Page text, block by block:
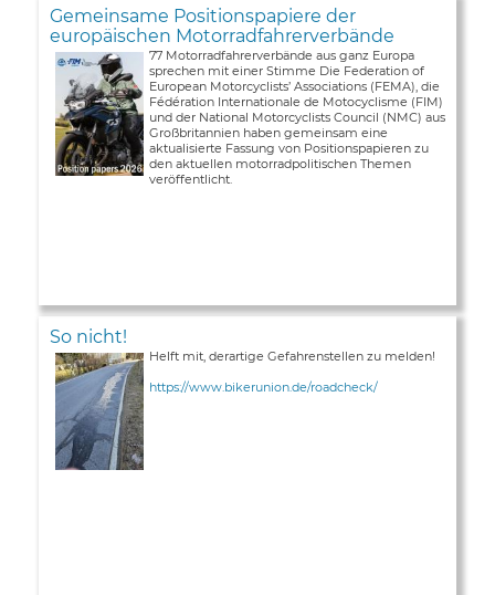
Gemeinsame Positionspapiere der
europäischen Motorradfahrerverbände
77 Motorradfahrerverbände aus ganz Europa
sprechen mit einer Stimme Die Federation of
European Motorcyclists’ Associations (FEMA), die
Fédération Internationale de Motocyclisme (FIM)
und der National Motorcyclists Council (NMC) aus
Großbritannien haben gemeinsam eine
aktualisierte Fassung von Positionspapieren zu
den aktuellen motorradpolitischen Themen
veröffentlicht.
So nicht!
Helft mit, derartige Gefahrenstellen zu melden!
https://www.bikerunion.de/roadcheck/